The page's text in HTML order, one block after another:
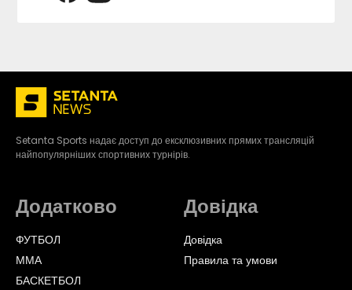
Setanta Sports надає доступ до ексклюзивних прямих трансляцій
найпопулярніших спортивних турнірів.
Додатково
ФУТБОЛ
ММА
БАСКЕТБОЛ
Довідка
Довідка
Правила та умови